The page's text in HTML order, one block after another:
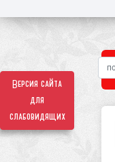
Версия сайта
для
слабовидящих